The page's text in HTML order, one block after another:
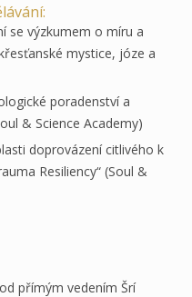
se výzkumem o míru a
mystice, józe a
poradenství a
& Science Academy)
doprovázení citlivého k
Resiliency“ (Soul &
přímým vedením Šrí